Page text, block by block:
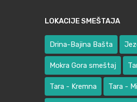
LOKACIJE SMEŠTAJA
Drina-Bajina Bašta
Mokra Gora smeštaj
Tara - Kremna Tara -